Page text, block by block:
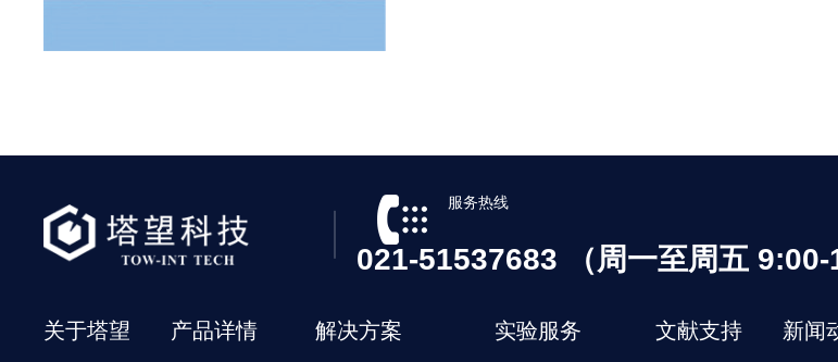
服务热线
021-51537683 （周一至周五 9:00-
关于塔望 产品详情 解决方案 实验服务 文献支持 新闻